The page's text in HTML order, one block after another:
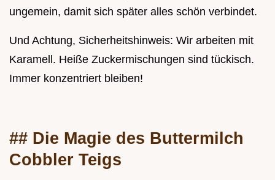
ungemein, damit sich später alles schön verbindet.
Und Achtung, Sicherheitshinweis: Wir arbeiten mit
Karamell. Heiße Zuckermischungen sind tückisch.
Immer konzentriert bleiben!
## Die Magie des Buttermilch
Cobbler Teigs